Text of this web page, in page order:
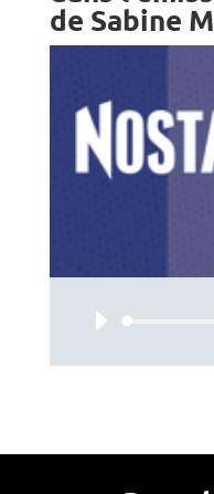
de Sabine